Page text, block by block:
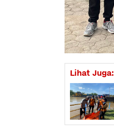
Lihat Juga: